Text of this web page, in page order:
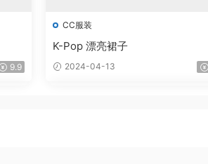
9.9
CC服装
K-Pop 漂亮裙子
2024-04-13